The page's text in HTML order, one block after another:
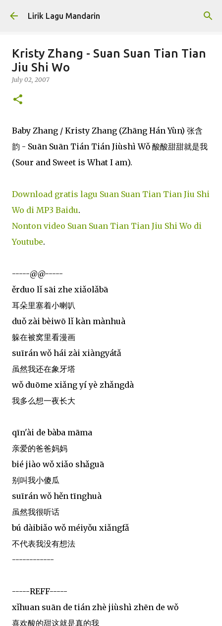
Skip to main content
Lirik Lagu Mandarin
Kristy Zhang - Suan Suan Tian Tian
Jiu Shi Wo
July 02, 2007
Baby Zhang / Kristy Zhang (Zhāng Hán Yùn) 张含
韵 - Suān Suān Tián Tián Jiùshì Wǒ 酸酸甜甜就是我
(Sour and Sweet is What I am).
Download gratis lagu Suan Suan Tian Tian Jiu Shi
Wo di MP3 Baidu.
Nonton video Suan Suan Tian Tian Jiu Shi Wo di
Youtube.
-----@@-----
ěrduo lǐ sāi zhe xiǎolǎbā
耳朵里塞着小喇叭
duǒ zài bèiwō lǐ kàn mànhuà
躲在被窝里看漫画
suīrán wǒ hái zài xiàngyátǎ
虽然我还在象牙塔
wǒ duōme xiǎng yí yè zhǎngdà
我多么想一夜长大
qīn'ài de bàba māma
亲爱的爸爸妈妈
bié jiào wǒ xiǎo shǎguā
别叫我小傻瓜
suīrán wǒ hěn tīnghuà
虽然我很听话
bú dàibiǎo wǒ méiyǒu xiǎngfǎ
不代表我没有想法
------------
-----REFF-----
xǐhuan suān de tián zhè jiùshì zhēn de wǒ
喜欢酸的甜这就是真的我